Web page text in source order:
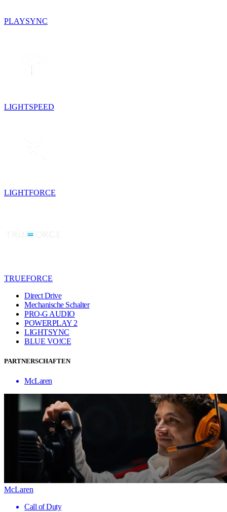
PLAYSYNC
LIGHTSPEED
LIGHTFORCE
TRUEFORCE
Direct Drive
Mechanische Schalter
PRO-G AUDIO
POWERPLAY 2
LIGHTSYNC
BLUE VO!CE
PARTNERSCHAFTEN
McLaren
McLaren
Call of Duty